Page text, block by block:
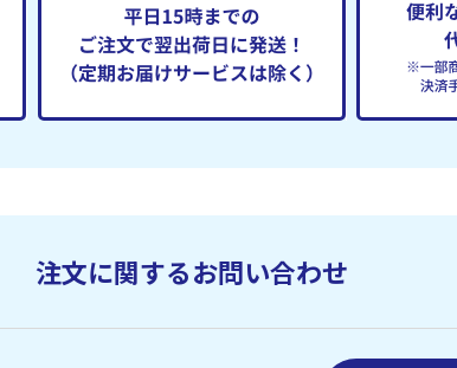
注文に関するお問い合わせ